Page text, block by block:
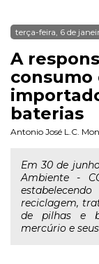
terça-feira, 6 de
A
consumo
baterias
Antonio José L.C.
Em 30 de
Ambiente -
reciclagem,
de pilhas e
mercúrio e